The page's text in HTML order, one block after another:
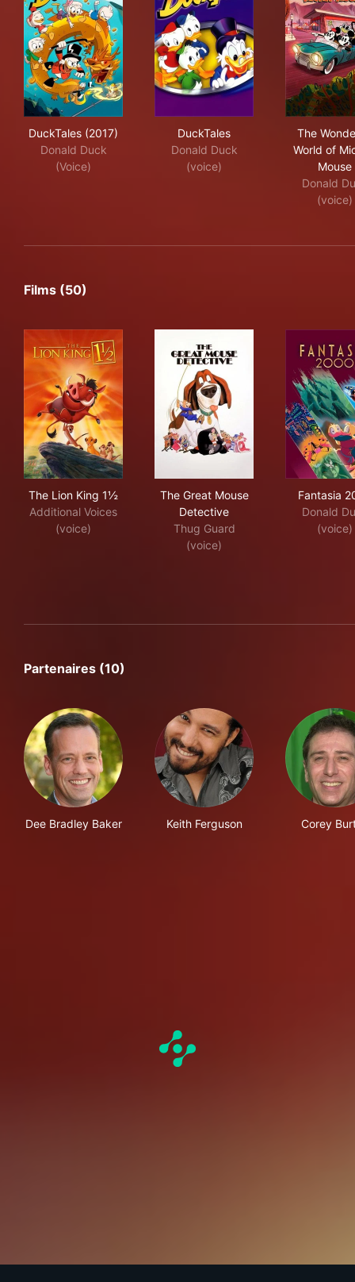
DuckTales (2017)
Donald Duck
(Voice)
DuckTales
Donald Duck
(voice)
The
World of
Mouse
Donald
(voice)
Films (50)
The Lion King 1½
Additional Voices
(voice)
The Great Mouse
Detective
Thug Guard
(voice)
Fantasia
Donald
(voice)
Partenaires (10)
Dee Bradley Baker Keith Ferguson Corey